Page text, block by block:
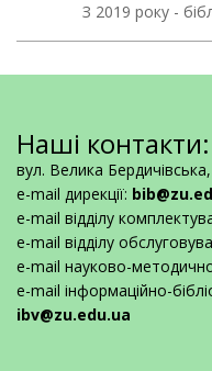
З 2019 року -
Наші контакти:
вул. Велика
e-mail дирекції:
e-mail відділу
e-mail відділу
e-mail науково-
e-mail інформаційно-
ibv@zu.edu.ua